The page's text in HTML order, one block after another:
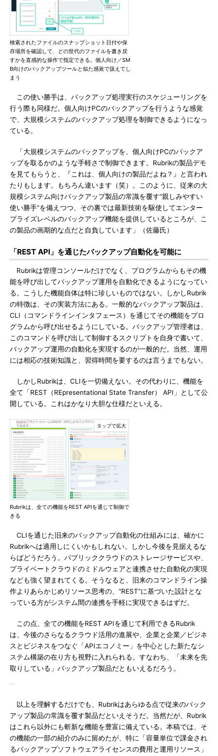
検索されたファイルのスナップショット日付や保
存場所を確認して、どの世代のファイルを書き戻
すかを直感的な操作で指定できる。個人向け／SM
B向けのバックアップツールと似た感覚で扱えてし
まう
この使い勝手は、バックアップ処理実行のスケジューリングを
行う際も同様だ。個人向けPCのバックアップを行うような感覚
で、大規模システムのバックアップ処理を制御できるようになっ
ている。
「大規模システムのバックアップを、個人向けPCのバックア
ップを取るかのような手軽さで制御できます。Rubrikの製品デモ
を見てもらうと、『これは、個人向けの製品だよね？』と言われ
たりもします。もちろん違います（笑）。このように、従来の大
規模システム向けバックアップ製品の常識を覆す“親しみやすい
使い勝手”を備えつつ、その裏では最新技術を駆使してエンター
プライズレベルのバックアップ機能を提供しているところが、こ
の製品の画期的な点だと自負しています」（佐藤氏）
「REST API」を通じたバックアップ自動化を可能に
Rubrikは管理コンソールだけでなく、プログラムからもその機
能を呼び出してバックアップ運用を自動化できるようになってい
る。こうした機能自体は特に珍しいものではない。しかしRubrik
の特徴は、その実装方法にある。一般的なバックアップ製品は、
CLI（コマンドラインインタフェース）を通じてその機能をプロ
グラムから呼び出せるようにしている。バックアップ管理者は、
このコマンドを呼び出して制御するスクリプトを自身で書いて、
バックアップ運用の自動化を実現するのが一般的だ。当然、運用
には相応の技術知識と、習得時間を要するのは言うまでもない。
しかしRubrikは、CLIを一切備えない。その代わりに、機能を
全て「REST（REpresentational State Transfer） API」として公
開している。これはかなり大胆な仕様だといえる。
Rubrikは、全ての機能をREST APIを通じて制御で
きる
CLIを通じた旧来のバックアップ自動化の仕組みには、確かに
Rubrikへは適用しにくいかもしれない。しかし今後を見据えるな
らばどうだろう。パブリッククラウドのストレージサービスや、
プライベートクラウドのミドルウェアと連携させた自動化の実現
なども強く望まれてくる。そうなると、旧来のコマンドライン操
作よりあらかじめリソース思考の、“REST”に基づいた設計とな
っている方がシステム間の連携を手軽に実現できるはずだ。
この点、全ての機能をREST APIを通じて利用できるRubrik
は、今後のさらなるクラウド活用の進展や、企業と企業／ビジネ
スとビジネスをつなぐ「APIエコノミー」を中心とした新たなシ
ステム構築の在り方も視野に入れられる。すなわち、「未来を先
取りしている」バックアップ製品だともいえるだろう。
以上を理解するだけでも、Rubrikはあらゆる点で従来のバック
アップ製品の常識を覆す製品だといえそうだ。当然だが、Rubrik
はこれら以外にも斬新な機能を豊富に備えている。本稿では、そ
の機能の一部の紹介のみに留めたが、特に「容量単位で課金され
るバックアップソフトウェアライセンスの費用と運用リソース」